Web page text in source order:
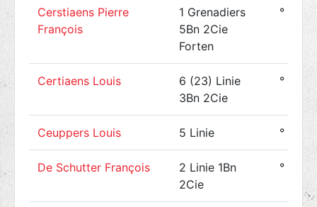
Cerstiaens Pierre
François
1 Grenadiers
5Bn 2Cie
Forten
°
Certiaens Louis
6 (23) Linie
3Bn 2Cie
°
Ceuppers Louis 5 Linie °
De Schutter François
2 Linie 1Bn
2Cie
°